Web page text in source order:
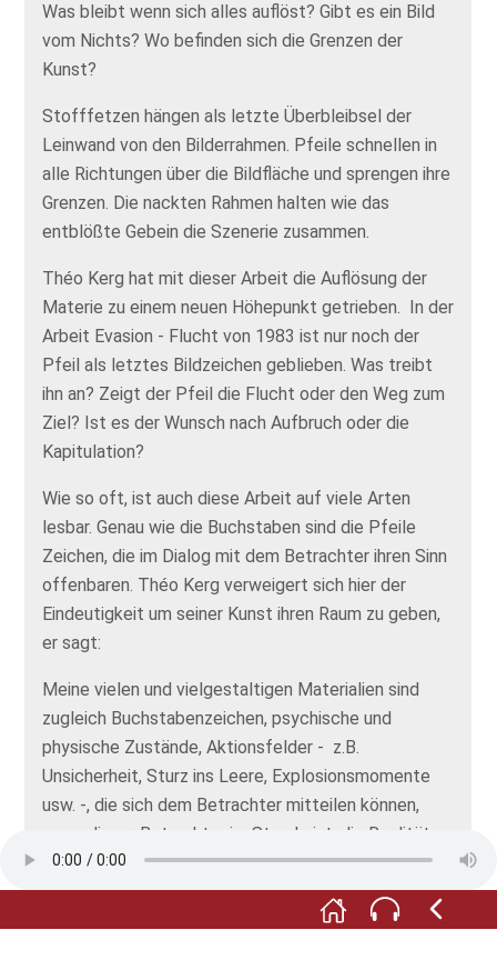
Was bleibt wenn sich alles auflöst? Gibt es ein Bild
vom Nichts? Wo befinden sich die Grenzen der
Kunst?
Stofffetzen hängen als letzte Überbleibsel der
Leinwand von den Bilderrahmen. Pfeile schnellen in
alle Richtungen über die Bildfläche und sprengen ihre
Grenzen. Die nackten Rahmen halten wie das
entblößte Gebein die Szenerie zusammen.
Théo Kerg hat mit dieser Arbeit die Auflösung der
Materie zu einem neuen Höhepunkt getrieben. In der
Arbeit Evasion - Flucht von 1983 ist nur noch der
Pfeil als letztes Bildzeichen geblieben. Was treibt
ihn an? Zeigt der Pfeil die Flucht oder den Weg zum
Ziel? Ist es der Wunsch nach Aufbruch oder die
Kapitulation?
Wie so oft, ist auch diese Arbeit auf viele Arten
lesbar. Genau wie die Buchstaben sind die Pfeile
Zeichen, die im Dialog mit dem Betrachter ihren Sinn
offenbaren. Théo Kerg verweigert sich hier der
Eindeutigkeit um seiner Kunst ihren Raum zu geben,
er sagt:
Meine vielen und vielgestaltigen Materialien sind
zugleich Buchstabenzeichen, psychische und
physische Zustände, Aktionsfelder - z.B.
Unsicherheit, Sturz ins Leere, Explosionsmomente
usw. -, die sich dem Betrachter mitteilen können,
wenn dieser Betrachter im Stande ist, die Realität,
die Konventionen anzuzweifeln. Er kann diese
Realität wiederentdecken durch meine Tastobjekte,
ihr einen neuen Sinn geben, sie neu formen, sie neuen